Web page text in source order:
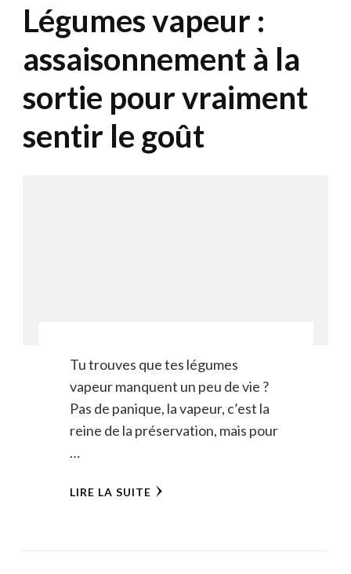
Légumes vapeur :
assaisonnement à la
sortie pour vraiment
sentir le goût
Tu trouves que tes légumes
vapeur manquent un peu de vie ?
Pas de panique, la vapeur, c’est la
reine de la préservation, mais pour
…
LIRE LA SUITE